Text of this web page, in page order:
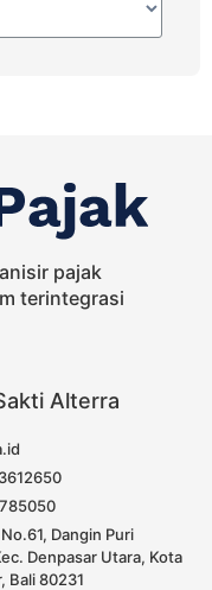
pajak
terintegrasi
Alterra
Dangin Puri
Denpasar Utara, Kota
Bali 80231